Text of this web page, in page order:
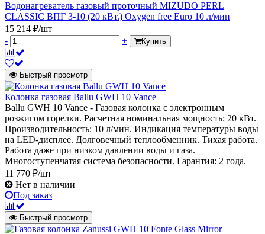
Водонагреватель газовый проточный MIZUDO PERL
CLASSIC ВПГ 3-10 (20 кВт.) Oxygen free Euro 10 л/мин
15 214 ₽/шт
-
+ Купить
Быстрый просмотр
Колонка газовая Ballu GWH 10 Vance
Ballu GWH 10 Vance - Газовая колонка с электронным
розжигом горелки. Расчетная номинальная мощность: 20 кВт.
Производительность: 10 л/мин. Индикация температуры воды
на LED-дисплее. Долговечный теплообменник. Тихая работа.
Работа даже при низком давлении воды и газа.
Многоступенчатая система безопасности. Гарантия: 2 года.
11 770 ₽/шт
Нет в наличии
Под заказ
Быстрый просмотр